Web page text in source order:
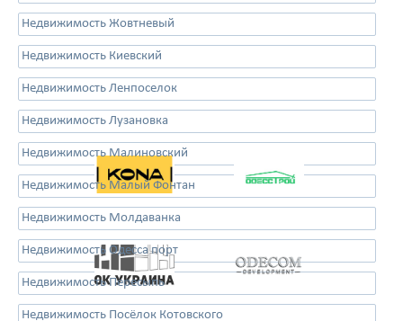
Недвижимость Жовтневый
Недвижимость Киевский
Недвижимость Ленпоселок
Недвижимость Лузановка
Недвижимость Малиновский
Недвижимость Малый Фонтан
Недвижимость Молдаванка
Недвижимость Одесса порт
Недвижимость Пересыпь
Недвижимость Посёлок Котовского